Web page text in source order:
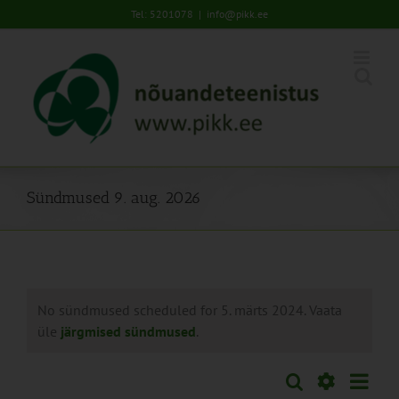
to
Tel: 5201078 | info@pikk.ee
Sündmused 9. aug. 2026
No sündmused scheduled for 5. märts 2024. Vaata
üle järgmised sündmused
Sündmused
Otsi Päev